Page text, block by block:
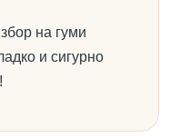
на гуми
и сигурно